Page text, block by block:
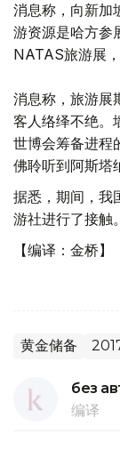
消息称，向新加
游资源是哈方参
NATAS旅游展
消息称，旅游展
客人络绎不绝。
世博会筹备进程
佛聆听到阿斯塔
据悉，期间，我
游社进行了接触。
【编译：金桥】
黄金储备
без
编译